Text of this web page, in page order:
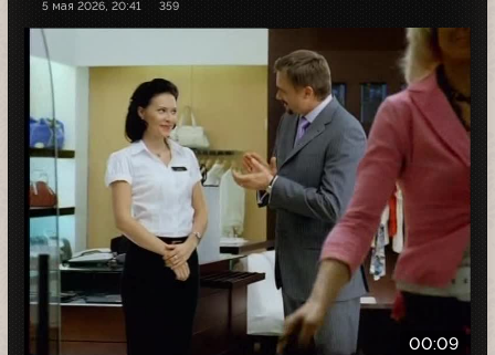
5 мая 2026, 20:41 359
00:09